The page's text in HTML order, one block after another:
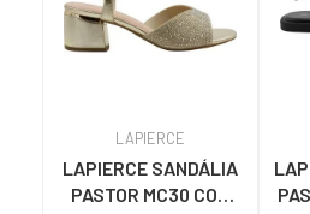
LAPIERCE
LAPIERCE SANDÁLIA
PASTOR MC30 COM